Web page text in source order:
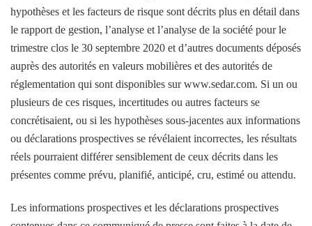
hypothèses et les facteurs de risque sont décrits plus en détail dans
le rapport de gestion, l’analyse et l’analyse de la société pour le
trimestre clos le 30 septembre 2020 et d’autres documents déposés
auprès des autorités en valeurs mobilières et des autorités de
réglementation qui sont disponibles sur www.sedar.com. Si un ou
plusieurs de ces risques, incertitudes ou autres facteurs se
concrétisaient, ou si les hypothèses sous-jacentes aux informations
ou déclarations prospectives se révélaient incorrectes, les résultats
réels pourraient différer sensiblement de ceux décrits dans les
présentes comme prévu, planifié, anticipé, cru, estimé ou attendu.
Les informations prospectives et les déclarations prospectives